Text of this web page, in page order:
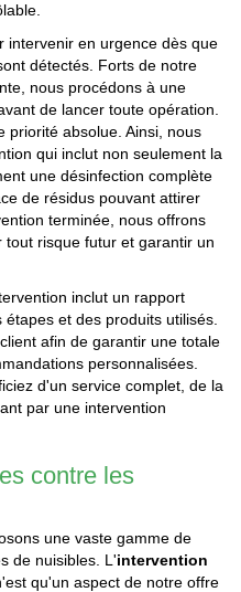
intervenir en urgence dès que
détectés. Forts de notre
nous procédons à une
de lancer toute opération.
priorité absolue. Ainsi, nous
qui inclut non seulement la
une désinfection complète
de résidus pouvant attirer
terminée, nous offrons
risque futur et garantir un
inclut un rapport
et des produits utilisés.
afin de garantir une totale
personnalisées.
d'un service complet, de la
par une intervention
contre les
une vaste gamme de
de nuisibles. L'intervention
qu'un aspect de notre offre